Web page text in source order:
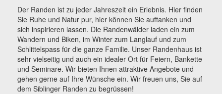
Der Randen ist zu jeder Jahreszeit ein Erlebnis. Hier finden
Sie Ruhe und Natur pur, hier können Sie auftanken und
sich inspirieren lassen. Die Randenwälder laden ein zum
Wandern und Biken, im Winter zum Langlauf und zum
Schlittelspass für die ganze Familie. Unser Randenhaus ist
sehr vielseitig und auch ein idealer Ort für Feiern, Bankette
und Seminare. Wir bieten Ihnen attraktive Angebote und
gehen gerne auf Ihre Wünsche ein. Wir freuen uns, Sie auf
dem Siblinger Randen zu begrüssen!